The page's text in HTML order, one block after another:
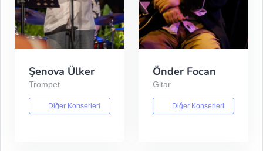
Şenova Ülker
Trompet
Diğer Konserleri
Önder Focan
Gitar
Diğer Konserleri